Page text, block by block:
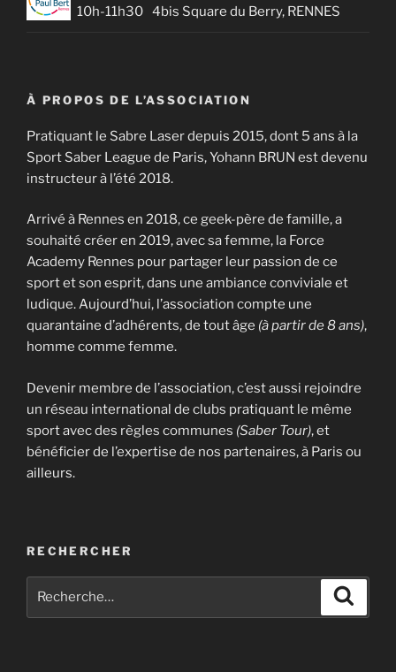
10h-11h30 4bis Square du Berry, RENNES
À PROPOS DE L’ASSOCIATION
Pratiquant le Sabre Laser depuis 2015, dont 5 ans à la
Sport Saber League de Paris, Yohann BRUN est devenu
instructeur à l’été 2018.
Arrivé à Rennes en 2018, ce geek-père de famille, a
souhaité créer en 2019, avec sa femme, la Force
Academy Rennes pour partager leur passion de ce
sport et son esprit, dans une ambiance conviviale et
ludique. Aujourd’hui, l’association compte une
quarantaine d’adhérents, de tout âge (à partir de 8 ans),
homme comme femme.
Devenir membre de l’association, c’est aussi rejoindre
un réseau international de clubs pratiquant le même
sport avec des règles communes (Saber Tour), et
bénéficier de l’expertise de nos partenaires, à Paris ou
ailleurs.
RECHERCHER